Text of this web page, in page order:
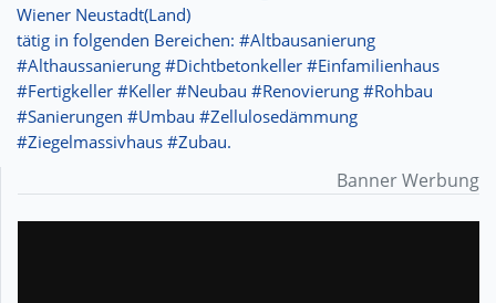
Wiener Neustadt(Land)
tätig in folgenden Bereichen: #Altbausanierung
#Althaussanierung #Dichtbetonkeller #Einfamilienhaus
#Fertigkeller #Keller #Neubau #Renovierung #Rohbau
#Sanierungen #Umbau #Zellulosedämmung
#Ziegelmassivhaus #Zubau.
Banner Werbung